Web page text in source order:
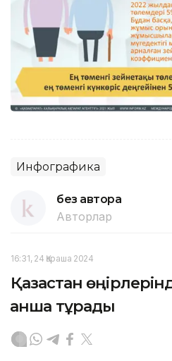
Инфографика
без автора
Авторлар
16:31, 24 Қараша 2024
Қазақстан
қанша тұрады